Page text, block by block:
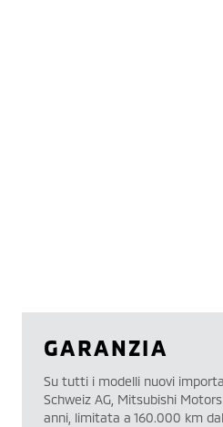
GARANZIA
Su tutti i modelli nuovi
Schweiz AG, Mitsubishi
anni, limitata a 160.000 km